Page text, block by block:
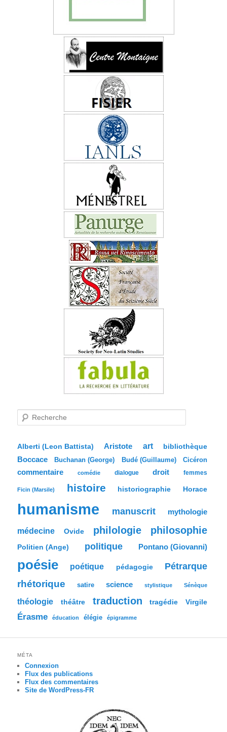
e
r
c
e
Alberti (Leon Battista) Aristote art bibliothèque
Boccace Buchanan (George) Budé (Guillaume) Cicéron
commentaire comédie dialogue droit femmes
Ficin (Marsile) histoire historiographie Horace
humanisme manuscrit mythologie
médecine Ovide philologie philosophie
Politien (Ange) politique Pontano (Giovanni)
poésie poétique pédagogie Pétrarque
rhétorique satire science stylistique Sénèque
théologie théâtre traduction tragédie Virgile
Érasme éducation élégie épigramme
MÉTA
Connexion
Flux des publications
Flux des commentaires
Site de WordPress-FR